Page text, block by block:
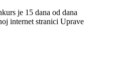
je 15 dana od dana
internet stranici Uprave